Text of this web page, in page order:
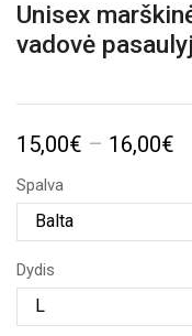
Unisex
vadovė
15,00€ – 16,00€
Spalva
Dydis